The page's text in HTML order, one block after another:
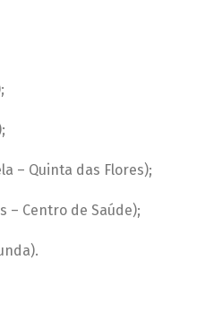
– Quinta das Flores);
– Centro de Saúde);